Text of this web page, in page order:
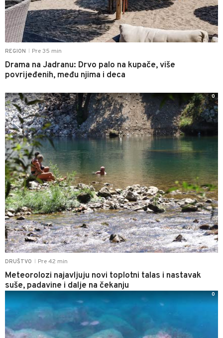
REGION Pre 35 min
Drama na Jadranu: Drvo palo na kupače, više
povrijeđenih, među njima i deca
DRUŠTVO Pre 42 min
Meteorolozi najavljuju novi toplotni talas i nastavak
suše, padavine i dalje na čekanju
0
0